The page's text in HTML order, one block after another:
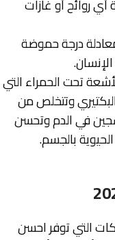
أي روائح أو غازات
درجة حموضة
تحت الحمراء التي
وتتخلص من
في الدم وتحسن
بالجسم.
التي توفر احسن